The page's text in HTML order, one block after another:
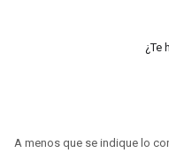
¿Te
A menos que se indique lo